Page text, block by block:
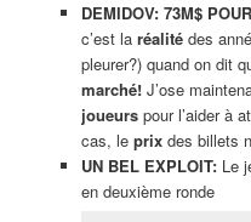
DEMIDOV: 73M$
c’est la réalitédes
pleurer?) quand on dit
marché!J’ose
joueurspour l’aider à
cas, le prixdes billets
UN BEL EXPLOIT:Le
en deuxième ronde